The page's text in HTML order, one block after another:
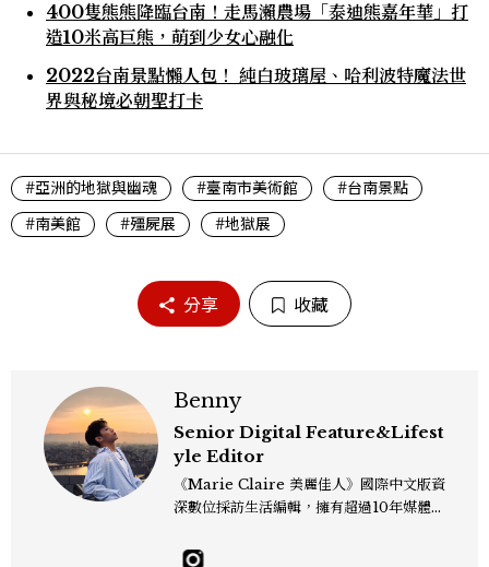
400隻熊熊降臨台南！走馬瀨農場「泰迪熊嘉年華」打
造10米高巨熊，萌到少女心融化
2022台南景點懶人包！ 純白玻璃屋、哈利波特魔法世
界與秘境必朝聖打卡
#亞洲的地獄與幽魂 #臺南市美術館
#台南景點
#南美館
#殭屍展 #地獄展
分享 收藏
Benny
Senior Digital Feature&Lifest
yle Editor
《Marie Claire 美麗佳人》國際中文版資
深數位採訪生活編輯，擁有超過10年媒體與
飯店、奢華旅宿、旅遊景點、航空等領域，